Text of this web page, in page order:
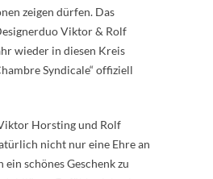
zeigen dürfen. Das
Viktor & Rolf
wieder in diesen Kreis
Syndicale“ offiziell
Horsting und Rolf
nicht nur eine Ehre an
ein schönes Geschenk zu